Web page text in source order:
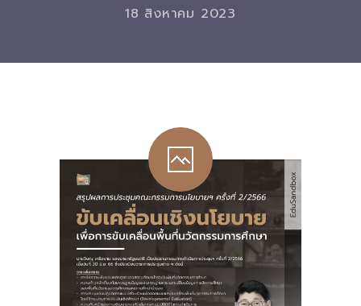
---- รายงานการวิเคราะห์ผลกระทบที่อาจเกิดขึ้นจากกฎ
---- รอบประเมิน (พ.ศ. 2562-2564)
-- รายงานประจำปี
---- ปีการศึกษา 2564
---- ปีการศึกษา 2565
---- ปีการศึกษา 2567
18 สิงหาคม 2023